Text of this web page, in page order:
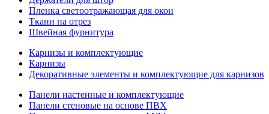
Пленка светоотражающая для окон
Ткани на отрез
Швейная фурнитура
Карнизы и комплектующие
Карнизы
Декоративные элементы и комплектующие для карнизов
Панели настенные и комплектующие
Панели стеновые на основе ПВХ